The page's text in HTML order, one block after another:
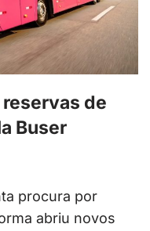
reservas de
Buser
procura por
abriu novos